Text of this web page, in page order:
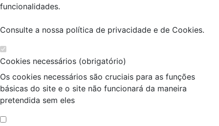
funcionalidades.
Consulte a nossa política de privacidade e de Cookies.
Cookies necessários (obrigatório)
Os cookies necessários são cruciais para as funções
básicas do site e o site não funcionará da maneira
pretendida sem eles